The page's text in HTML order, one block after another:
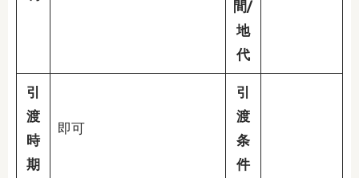
間/
地
代
引
渡
時
期
即可
引
渡
条
件